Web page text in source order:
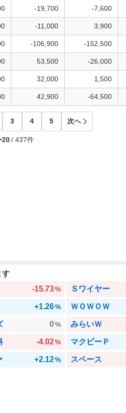
-19,700 -7,600
-11,000 3,900
-106,900 -152,500
53,500 -26,000
32,000 1,500
42,900 -64,500
3 4 5 次へ
20 / 437件
す
-15.73% Ｓワイヤー
+1.26% ＷＯＷＯＷ
0% みらいＷ
-4.02% マクビーＰ
+2.12% スペース